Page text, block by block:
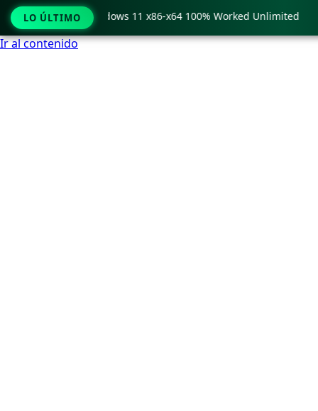
Ir al contenido
LO ÚLTIMO
Crack only Windows 11 x86-x64 100% Worked Unlimited